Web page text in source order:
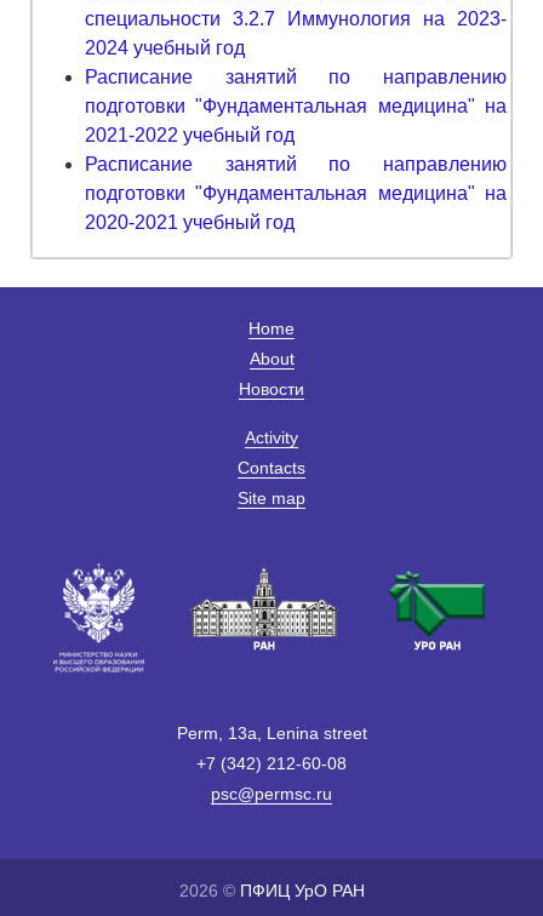
специальности 3.2.7 Иммунология на 2023-
2024 учебный год
Расписание занятий по направлению
подготовки "Фундаментальная медицина" на
2021-2022 учебный год
Расписание занятий по направлению
подготовки "Фундаментальная медицина" на
2020-2021 учебный год
Home
About
Новости
Activity
Contacts
Site map
Perm, 13a, Lenina street
+7 (342) 212-60-08
psc@permsc.ru
2026 © ПФИЦ УрО РАН